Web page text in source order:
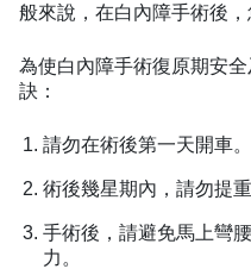
般來說，在白內障手術後，
為使白內障手術復原期安
訣：
請勿在術後第一天開車。
術後幾星期內，請勿提
手術後，請避免馬上彎
力。